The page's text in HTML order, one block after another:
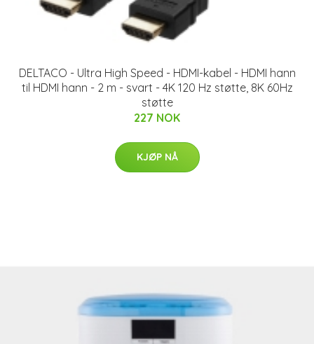
DELTACO - Ultra High Speed - HDMI-kabel - HDMI hann
til HDMI hann - 2 m - svart - 4K 120 Hz støtte, 8K 60Hz
støtte
227 NOK
KJØP NÅ